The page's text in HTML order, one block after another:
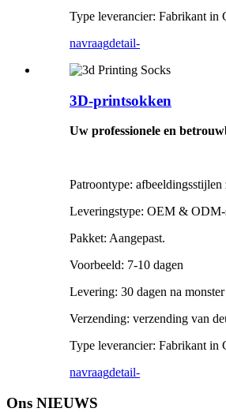
Type leverancier: Fabrikant in
navraagdetail-
3D-printsokken
Uw professionele en
Patroontype:
Leveringstype: OEM & ODM-
Pakket: Aangepast.
Voorbeeld: 7-10 dagen
Levering: 30 dagen na
Verzending: verzending van
Type leverancier: Fabrikant in
navraagdetail-
Ons NIEUWS